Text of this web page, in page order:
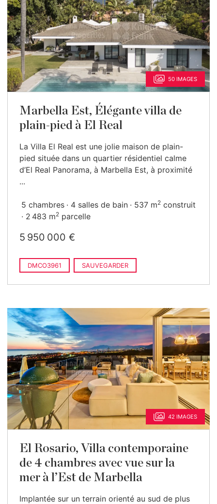
50 IMAGES
Marbella Est, Élégante villa de
plain-pied à El Real
La Villa El Real est une jolie maison de plain-
pied située dans un quartier résidentiel calme
d’El Real Panorama, à Marbella Est, à proximité
...
5 chambres 4 salles de bain 537 m2 construit
2 483 m2 parcelle
5 950 000 €
DMCO3961 SAUVEGARDER
42 IMAGES
El Rosario, Villa contemporaine
de 4 chambres avec vue sur la
mer à l’Est de Marbella
Implantée sur un terrain orienté au sud de plus